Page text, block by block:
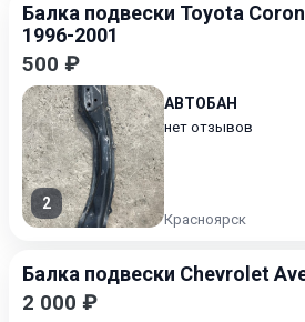
Балка подвески Toyota
1996-2001
500 ₽
2
АВТОБАН
нет отзывов
Красноярск
Балка подвески Chevrolet
2 000 ₽